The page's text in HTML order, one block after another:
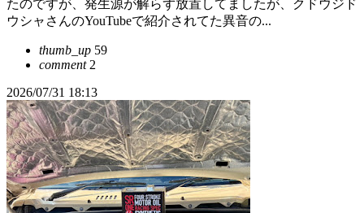
たのですが、発生源が解らず放置してましたが、クドウジド
ウシャさんのYouTubeで紹介されてた異音の...
thumb_up 59
comment2
2026/07/31 18:13